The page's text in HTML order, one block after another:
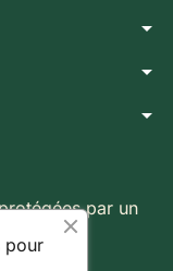
arrow_drop_down
arrow_drop_down
arrow_drop_down
par un
pour